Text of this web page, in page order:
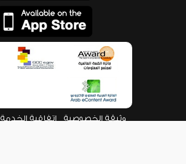
وثيقة الخصوصية اتفاقية الخدمة